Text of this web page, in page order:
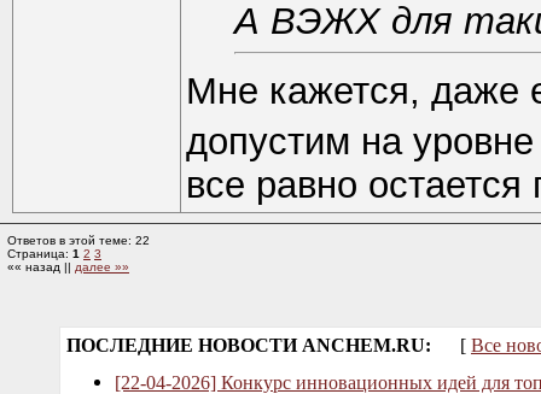
А ВЭЖХ для
Мне кажется, даже
допустим на
все равно
Ответов в этой теме: 22
Страница: 1 2 3
«« назад || далее »»
ПОСЛЕДНИЕ НОВОСТИ ANCHEM.RU: [ Все
[22-04-2026] Конкурс инновационных идей для